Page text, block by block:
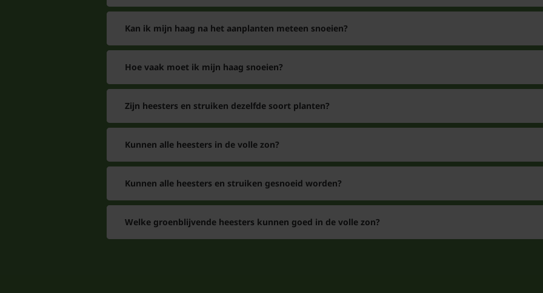
Kan ik mijn haag na het aanplanten meteen snoeien?
Hoe vaak moet ik mijn haag snoeien?
Zijn heesters en struiken dezelfde soort planten?
Kunnen alle heesters in de volle zon?
Kunnen alle heesters en struiken gesnoeid worden?
Welke groenblijvende heesters kunnen goed in de volle zon?